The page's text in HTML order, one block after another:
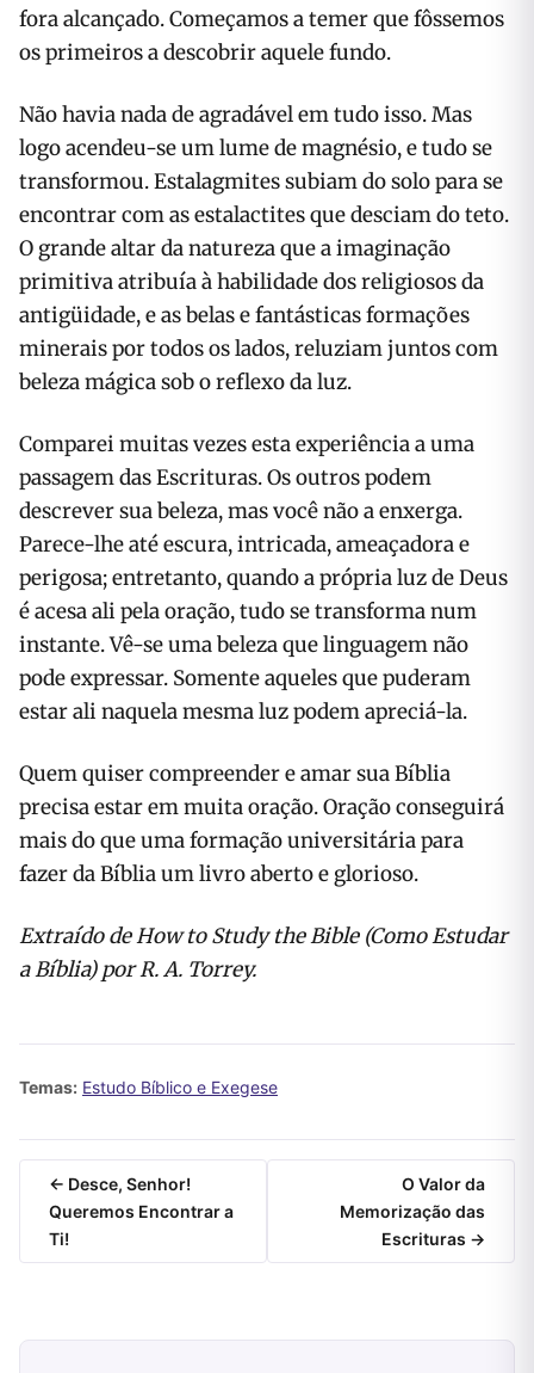
fora alcançado. Começamos a temer que fôssemos
os primeiros a descobrir aquele fundo.
Não havia nada de agradável em tudo isso. Mas
logo acendeu-se um lume de magnésio, e tudo se
transformou. Estalagmites subiam do solo para se
encontrar com as estalactites que desciam do teto.
O grande altar da natureza que a imaginação
primitiva atribuía à habilidade dos religiosos da
antigüidade, e as belas e fantásticas formações
minerais por todos os lados, reluziam juntos com
beleza mágica sob o reflexo da luz.
Comparei muitas vezes esta experiência a uma
passagem das Escrituras. Os outros podem
descrever sua beleza, mas você não a enxerga.
Parece-lhe até escura, intricada, ameaçadora e
perigosa; entretanto, quando a própria luz de Deus
é acesa ali pela oração, tudo se transforma num
instante. Vê-se uma beleza que linguagem não
pode expressar. Somente aqueles que puderam
estar ali naquela mesma luz podem apreciá-la.
Quem quiser compreender e amar sua Bíblia
precisa estar em muita oração. Oração conseguirá
mais do que uma formação universitária para
fazer da Bíblia um livro aberto e glorioso.
Extraído de How to Study the Bible (Como Estudar
a Bíblia) por R. A. Torrey.
Temas: Estudo Bíblico e Exegese
← Desce, Senhor!
Queremos Encontrar a
Ti!
O Valor da
Memorização das
Escrituras →